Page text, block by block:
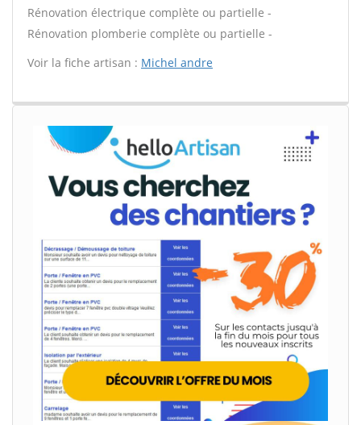
Rénovation électrique complète ou partielle -
Rénovation plomberie complète ou partielle -
Voir la fiche artisan : Michel andre